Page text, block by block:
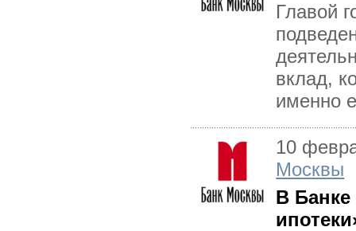
Главой
вклад,
именно
10
Москвы
В Банке